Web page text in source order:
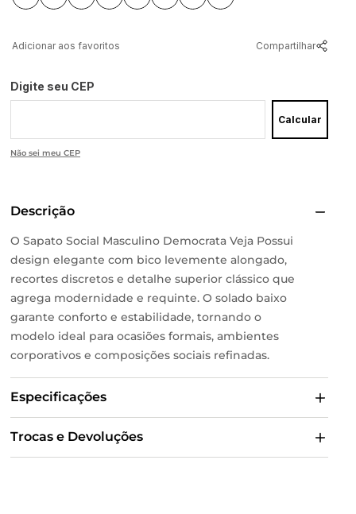
Compartilhar
Digite seu CEP
Calcular
Não sei meu CEP
Descrição
O Sapato Social Masculino Democrata Veja Possui
design elegante com bico levemente alongado,
recortes discretos e detalhe superior clássico que
agrega modernidade e requinte. O solado baixo
garante conforto e estabilidade, tornando o
modelo ideal para ocasiões formais, ambientes
corporativos e composições sociais refinadas.
Especificações
Trocas e Devoluções